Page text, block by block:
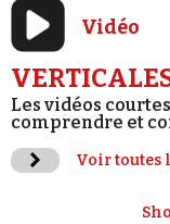
Vidéo
Les vidéos
comprendre et
Voir toutes